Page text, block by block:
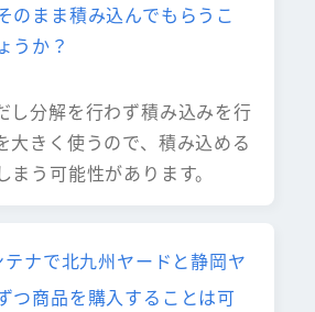
のまま積み込んでもらうこ
うか？
し分解を行わず積み込みを行
大きく使うので、積み込める
まう可能性があります。
ナで北九州ヤードと静岡ヤ
つ商品を購入することは可